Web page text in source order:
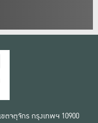
ตจตุจักร กรุงเทพฯ 10900